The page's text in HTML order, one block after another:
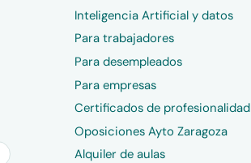
Inteligencia Artificial y datos
Para trabajadores
Para desempleados
Para empresas
Certificados de profesionalidad
Oposiciones Ayto Zaragoza
Alquiler de aulas